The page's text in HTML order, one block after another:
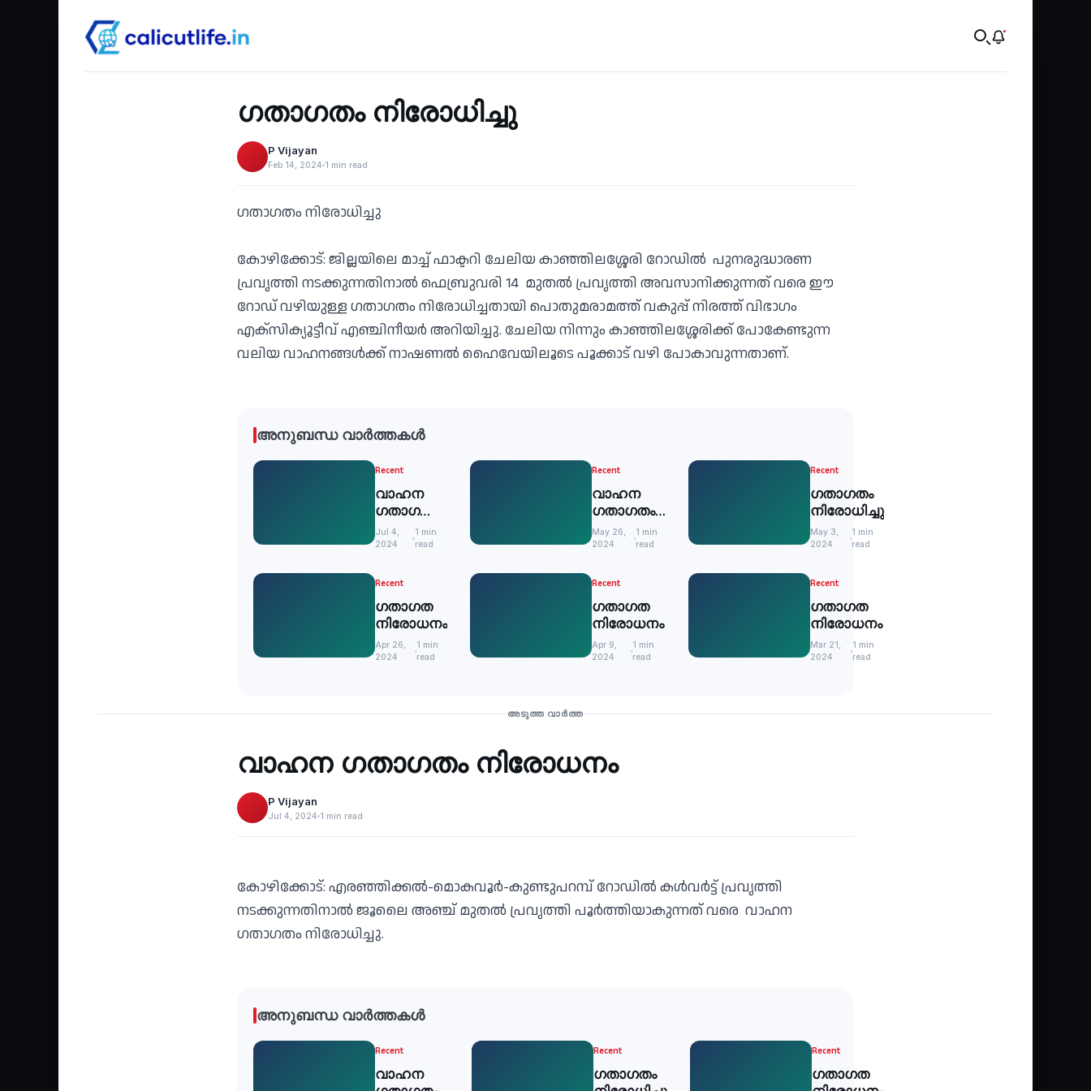
‹
ഗതാഗതം നിരോധിച്ചു
P Vijayan
Feb 14, 2024 1 min read
ഗതാഗതം നിരോധിച്ചു
കോഴിക്കോട്: ജില്ലയിലെ മാച്ച് ഫാക്ടറി ചേലിയ കാഞ്ഞിലശ്ശേരി റോഡിൽ പുനരുദ്ധാരണ
പ്രവൃത്തി നടക്കുന്നതിനാൽ ഫെബ്രുവരി 14 മുതൽ പ്രവൃത്തി അവസാനിക്കുന്നത് വരെ ഈ
റോഡ് വഴിയുള്ള ഗതാഗതം നിരോധിച്ചതായി പൊതുമരാമത്ത് വകുപ്പ് നിരത്ത് വിഭാഗം
എക്സിക്യൂട്ടീവ് എഞ്ചിനീയർ അറിയിച്ചു. ചേലിയ നിന്നും കാഞ്ഞിലശ്ശേരിക്ക് പോകേണ്ടുന്ന
വലിയ വാഹനങ്ങൾക്ക് നാഷണൽ ഹൈവേയിലൂടെ പൂക്കാട് വഴി പോകാവുന്നതാണ്.
അനുബന്ധ വാർത്തകൾ
Recent
വാഹന
ഗതാഗതം
നിരോധനം
Jul 4,
2024
1 min
read
Recent
വാഹന
ഗതാഗതം
നിരോധിച്ചു
May 26,
2024
1 min
read
Recent
ഗതാഗതം
നിരോധിച്ചു
May 3,
2024
1 min
read
Recent
ഗതാഗത
നിരോധനം
Apr 26,
2024
1 min
read
Recent
ഗതാഗത
നിരോധനം
Apr 9,
2024
1 min
read
Recent
ഗതാഗത
നിരോധനം
Mar 21,
2024
1 min
read
അടുത്ത വാർത്ത
‹
വാഹന ഗതാഗതം നിരോധനം
P Vijayan
Jul 4, 2024 1 min read
കോഴിക്കോട്: എരഞ്ഞിക്കല്‍-മൊകവൂര്‍-കുണ്ടുപറമ്പ് റോഡില്‍ കള്‍വര്‍ട്ട് പ്രവൃത്തി
നടക്കുന്നതിനാല്‍ ജൂലൈ അഞ്ച് മുതല്‍ പ്രവൃത്തി പൂര്‍ത്തിയാകുന്നത് വരെ വാഹന
ഗതാഗതം നിരോധിച്ചു.
അനുബന്ധ വാർത്തകൾ
Recent
വാഹന
Recent
ഗതാഗതം
Recent
ഗതാഗത